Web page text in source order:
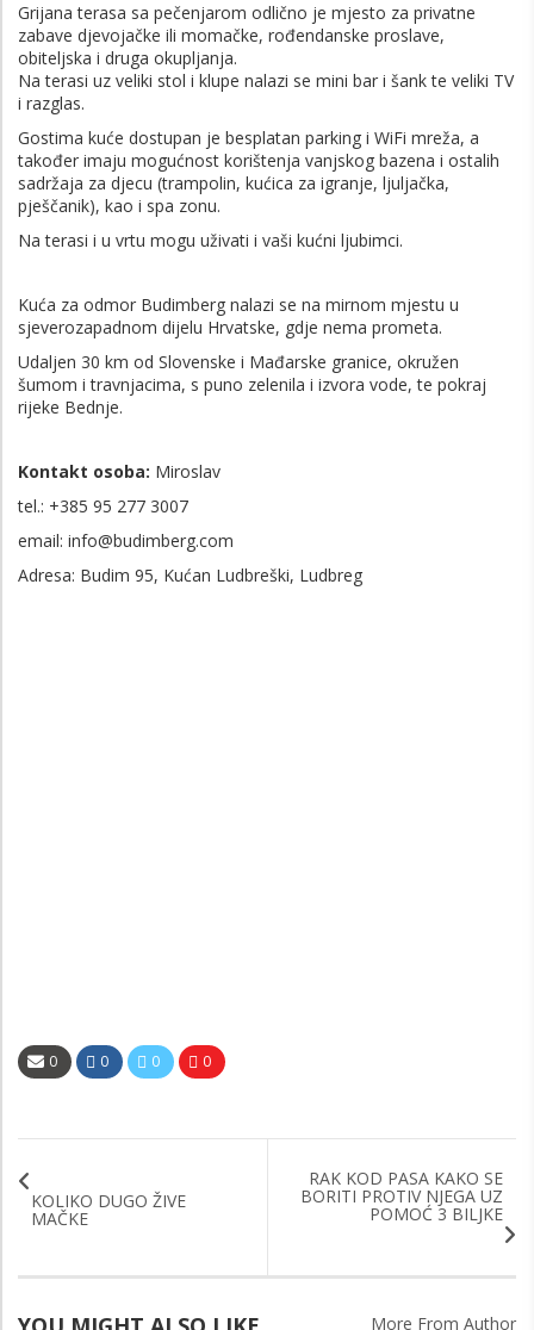
Grijana terasa sa pečenjarom odlično je mjesto za privatne
zabave djevojačke ili momačke, rođendanske proslave,
obiteljska i druga okupljanja.
Na terasi uz veliki stol i klupe nalazi se mini bar i šank te veliki TV
i razglas.
Gostima kuće dostupan je besplatan parking i WiFi mreža, a
također imaju mogućnost korištenja vanjskog bazena i ostalih
sadržaja za djecu (trampolin, kućica za igranje, ljuljačka,
pješčanik), kao i spa zonu.
Na terasi i u vrtu mogu uživati i vaši kućni ljubimci.
Kuća za odmor Budimberg nalazi se na mirnom mjestu u
sjeverozapadnom dijelu Hrvatske, gdje nema prometa.
Udaljen 30 km od Slovenske i Mađarske granice, okružen
šumom i travnjacima, s puno zelenila i izvora vode, te pokraj
rijeke Bednje.
Kontakt osoba: Miroslav
tel.: +385 95 277 3007
email: info@budimberg.com
Adresa: Budim 95, Kućan Ludbreški, Ludbreg
0 0 0 0
KOLIKO DUGO ŽIVE
MAČKE
RAK KOD PASA KAKO SE
BORITI PROTIV NJEGA UZ
POMOĆ 3 BILJKE
More From Author